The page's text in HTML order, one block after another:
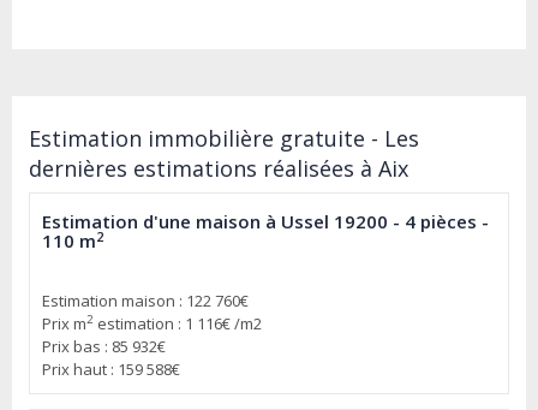
Estimation immobilière gratuite - Les
dernières estimations réalisées à Aix
Estimation d'une maison à Ussel 19200 - 4 pièces -
110 m2
Estimation maison : 122 760€
Prix m2 estimation : 1 116€ /m2
Prix bas : 85 932€
Prix haut : 159 588€